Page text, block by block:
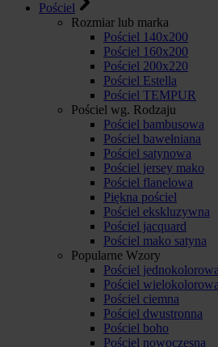
Pościel
Rozmiar lub marka
Pościel 140x200
Pościel 160x200
Pościel 200x220
Pościel Estella
Pościel TEMPUR
Pościel wg. Rodzaju
Pościel bambusowa
Pościel bawełniana
Pościel satynowa
Pościel jersey mako
Pościel flanelowa
Piękna pościel
Pościel ekskluzywna
Pościel jacquard
Pościel mako satyna
Popularne Wzory
Pościel jednokolorowa
Pościel wielokolorowa
Pościel ciemna
Pościel dwustronna
Pościel boho
Pościel nowoczesna